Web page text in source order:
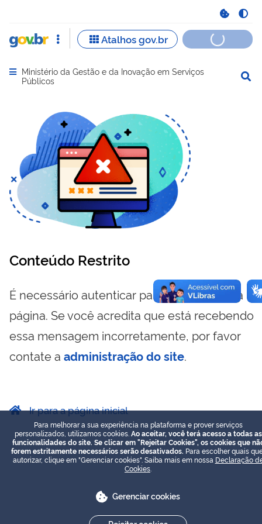
Abrir menu principal de navegação
Ministério da Gestão e da Inovação em Serviços
Públicos
Conteúdo Restrito
É necessário autenticar para visualizar essa
página. Se você acredita que está recebendo
essa mensagem incorretamente, por favor
contate a administração do site.
Ir para a página inicial
Para melhorar a sua experiência na plataforma e prover serviços
personalizados, utilizamos cookies. Ao aceitar, você terá acesso a todas as
funcionalidades do site. Se clicar em "Rejeitar Cookies", os cookies que
forem estritamente necessários serão desativados. Para escolher quais
autorizar, clique em "Gerenciar cookies". Saiba mais em nossa Declaração
Cookies
Gerenciar cookies